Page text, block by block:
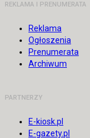
REKLAMA I PRENUMERATA
Reklama
Ogłoszenia
Prenumerata
Archiwum
PARTNERZY
E-kiosk.pl
E-gazety.pl